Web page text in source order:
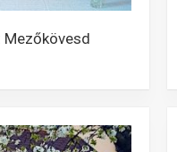
Mezőkövesd